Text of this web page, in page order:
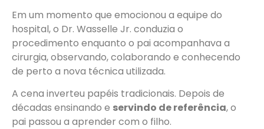
Em um momento que emocionou a equipe do
hospital, o Dr. Wasselle Jr. conduzia o
procedimento enquanto o pai acompanhava a
cirurgia, observando, colaborando e conhecendo
de perto a nova técnica utilizada.
A cena inverteu papéis tradicionais. Depois de
décadas ensinando e servindo de referência, o
pai passou a aprender com o filho.